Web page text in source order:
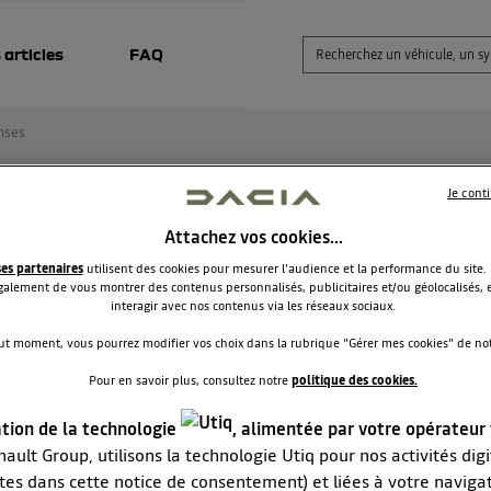
articles FAQ
et media nav .
Ragyck
Le18 juillet 2017à23:35
à tous et par avance merci pour votre aide . Je possède un prestige
ne remplit plus son office de téléphone. Je n'ai jamais eu ce problème
.jJe pense qu'il s'agit d'un bug sur le médianav mais je ne suis pas
carré pour poser un bon diagnostic . Pour info , j'ai déterminer
venait du médianav parce que j'ai pu appairer mon téléphone sur
Je crains par-dessus tout que le concessionnaire me dise : "on n'a jamais
Attachez vos cookies…
partenairesutilisent des cookies pour mesurer l'audience et la performance du site.
de vous montrer des contenus personnalisés, publicitaires et/ou géolocalisés,
interagir avec nos contenus via les réseaux sociaux.
moment, vous pourrez modifier vos choix dans la rubrique "Gérer mes cookies" de
Pour en savoir plus, consultez notrepolitique des cookies.
de la technologie
, alimentée par votre opérateur
Group, utilisons la technologie Utiq pour nos activités
dans cette notice de consentement) et liées à votre
Je